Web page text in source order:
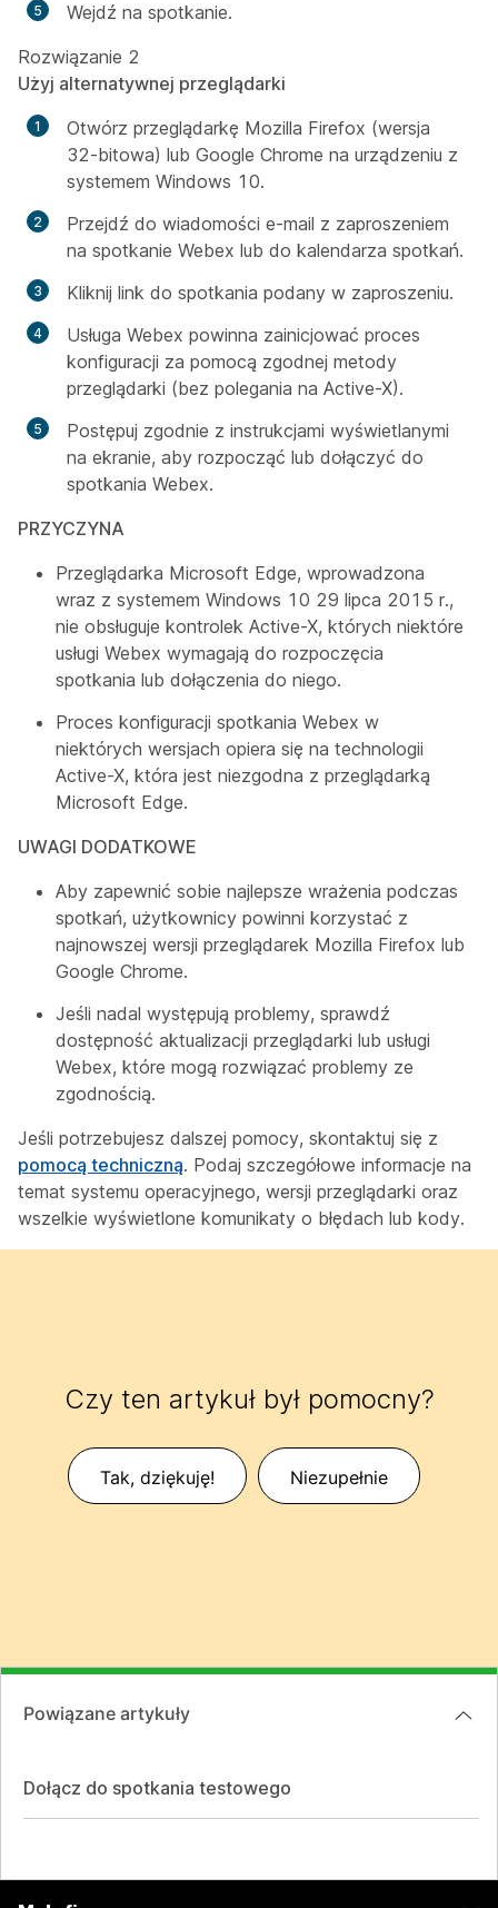
Wejdź na spotkanie.
Rozwiązanie 2
Użyj alternatywnej przeglądarki
Otwórz przeglądarkę Mozilla Firefox (wersja
32-bitowa) lub Google Chrome na urządzeniu z
systemem Windows 10.
Przejdź do wiadomości e-mail z zaproszeniem
na spotkanie Webex lub do kalendarza spotkań.
Kliknij link do spotkania podany w zaproszeniu.
Usługa Webex powinna zainicjować proces
konfiguracji za pomocą zgodnej metody
przeglądarki (bez polegania na Active-X).
Postępuj zgodnie z instrukcjami wyświetlanymi
na ekranie, aby rozpocząć lub dołączyć do
spotkania Webex.
PRZYCZYNA
Przeglądarka Microsoft Edge, wprowadzona
wraz z systemem Windows 10 29 lipca 2015 r.,
nie obsługuje kontrolek Active-X, których niektóre
usługi Webex wymagają do rozpoczęcia
spotkania lub dołączenia do niego.
Proces konfiguracji spotkania Webex w
niektórych wersjach opiera się na technologii
Active-X, która jest niezgodna z przeglądarką
Microsoft Edge.
UWAGI DODATKOWE
Aby zapewnić sobie najlepsze wrażenia podczas
spotkań, użytkownicy powinni korzystać z
najnowszej wersji przeglądarek Mozilla Firefox lub
Google Chrome.
Jeśli nadal występują problemy, sprawdź
dostępność aktualizacji przeglądarki lub usługi
Webex, które mogą rozwiązać problemy ze
zgodnością.
Jeśli potrzebujesz dalszej pomocy, skontaktuj się z
pomocą techniczną. Podaj szczegółowe informacje na
temat systemu operacyjnego, wersji przeglądarki oraz
wszelkie wyświetlone komunikaty o błędach lub kody.
Czy ten artykuł był pomocny?
Tak, dziękuję! Niezupełnie
Powiązane artykuły
Dołącz do spotkania testowego